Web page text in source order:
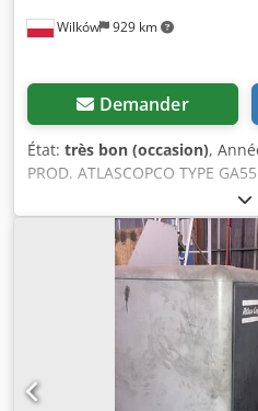
Wilków 929 km
Demander
État: très bon (occasion),
PROD. ATLASCOPCO TYPE
API623768 ANNÉE 2016
10,44 PRESSION (bar) 8,25
VARIATEUR DE FRÉQUENCE
SÉCHEUR INTÉGRÉ oui, R410a
REFROIDISSEMENT (AIR/EAU)
DOCUMENTS non RACCORD 2